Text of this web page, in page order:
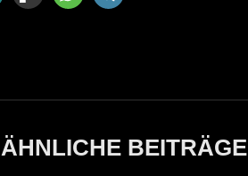
ÄHNLICHE BEITRÄGE